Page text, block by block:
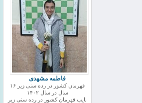
فاطمه مشهدی
قهرمان کشور در رده سنی زیر ۱۶
سال در سال ۱۴۰۲
نایب قهرمان کشور در رده سنی زیر